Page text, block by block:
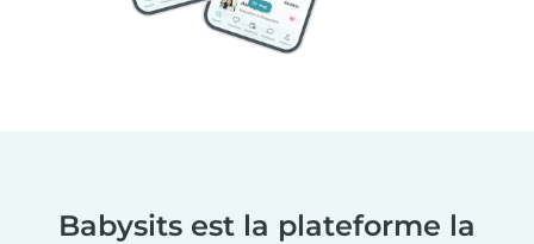
Babysits est la plateforme la